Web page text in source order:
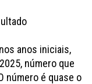
anos iniciais,
número que
número é quase o